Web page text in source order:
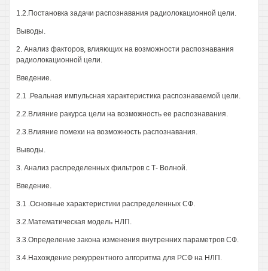
1.2.Постановка задачи распознавания радиолокационной цели.
Выводы.
2. Анализ факторов, влияющих на возможности распознавания
радиолокационной цели.
Введение.
2.1 .Реальная импульсная характеристика распознаваемой цели.
2.2.Влияние ракурса цели на возможность ее распознавания.
2.3.Влияние помехи на возможность распознавания.
Выводы.
3. Анализ распределенных фильтров с Т- Волной.
Введение.
3.1 .Основные характеристики распределенных СФ.
3.2.Математическая модель НЛП.
3.3.Определение закона изменения внутренних параметров СФ.
3.4.Нахождение рекуррентного алгоритма для РСФ на НЛП.